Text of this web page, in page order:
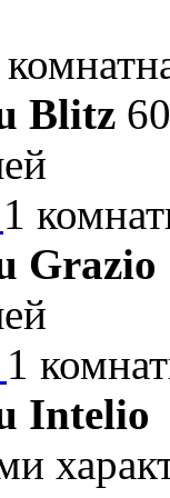
Blitz
1
Grazio
1
Intelio